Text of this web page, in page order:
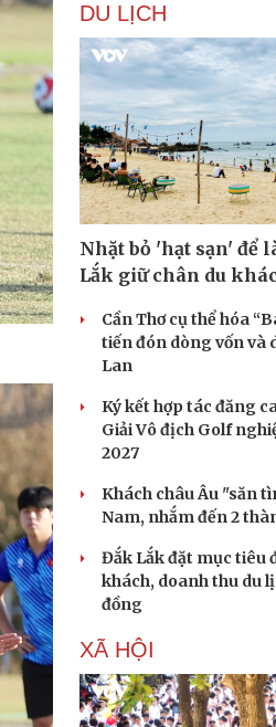
DU LỊCH
Nhặt bỏ 'hạt sạn' để
Lắk giữ chân du
Cần Thơ cụ thể hóa
tiến đón dòng vốn và
Lan
Ký kết hợp tác đăng
Giải Vô địch Golf
2027
Khách châu Âu "săn
Nam, nhắm đến 2
Đắk Lắk đặt mục tiêu
khách, doanh thu du
đồng
XÃ HỘI